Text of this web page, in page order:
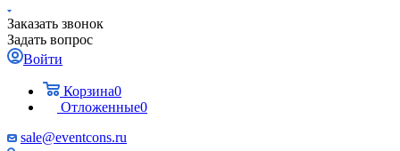
Заказать звонок
Задать вопрос
Войти
Корзина0
Отложенные0
sale@eventcons.ru